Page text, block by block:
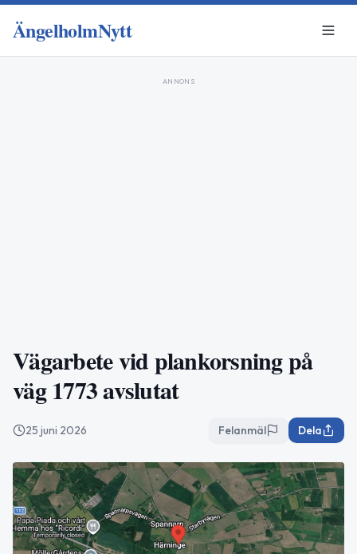
ÄngelholmNytt
ANNONS
Vägarbete vid plankorsning på
väg 1773 avslutat
25 juni 2026 Felanmäl Dela